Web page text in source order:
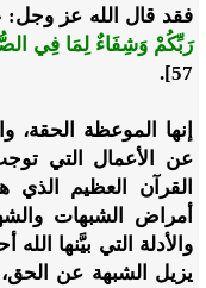
فقد قال الله عز
رَبِّكُمْ وَشِفَاءٌ لِمَا فِي
57].
إنها الموعظة الحقة،
عن الأعمال التي
القرآن العظيم
أمراض الشبهات
والأدلة التي بيَّنها
يزيل الشبهة عن